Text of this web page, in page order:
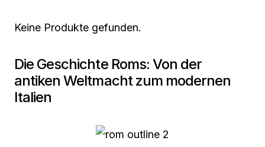
Keine Produkte gefunden.
Die Geschichte Roms: Von der
antiken Weltmacht zum modernen
Italien